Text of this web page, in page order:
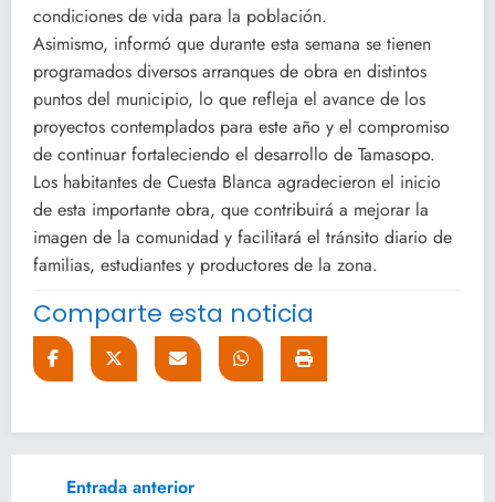
condiciones de vida para la población.
Asimismo, informó que durante esta semana se tienen
programados diversos arranques de obra en distintos
puntos del municipio, lo que refleja el avance de los
proyectos contemplados para este año y el compromiso
de continuar fortaleciendo el desarrollo de Tamasopo.
Los habitantes de Cuesta Blanca agradecieron el inicio
de esta importante obra, que contribuirá a mejorar la
imagen de la comunidad y facilitará el tránsito diario de
familias, estudiantes y productores de la zona.
Comparte esta noticia
Entrada anterior